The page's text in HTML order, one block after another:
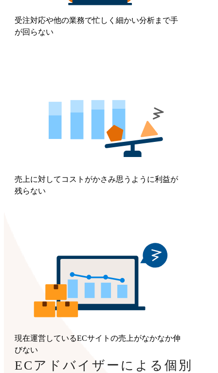
受注対応や他の業務で忙しく細かい分析まで手
が回らない
売上に対してコストがかさみ思うように利益が
残らない
現在運営しているECサイトの売上がなかなか伸
びない
ECアドバイザーによる個別